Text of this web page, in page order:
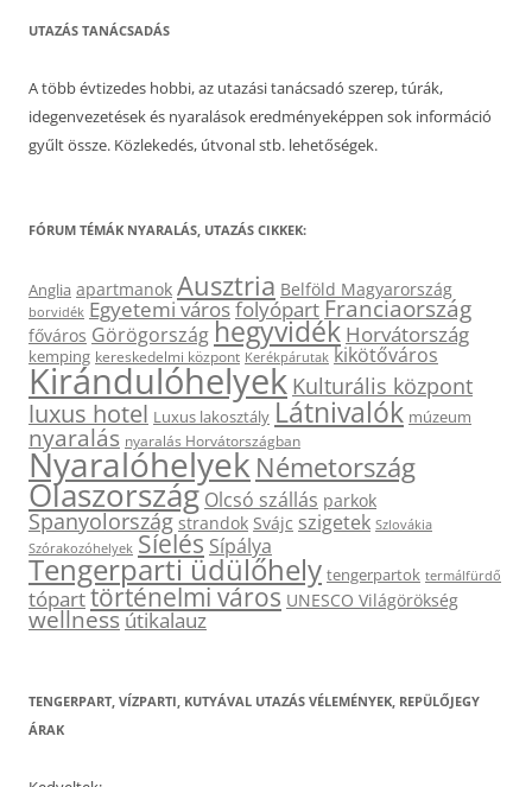
UTAZÁS TANÁCSADÁS
A több évtizedes hobbi, az utazási tanácsadó szerep, túrák,
idegenvezetések és nyaralások eredményeképpen sok információ
gyűlt össze. Közlekedés, útvonal stb. lehetőségek.
FÓRUM TÉMÁK NYARALÁS, UTAZÁS CIKKEK:
Anglia apartmanok Ausztria Belföld Magyarország
borvidék Egyetemi városfolyópartFranciaország
főváros Görögországhegyvidék Horvátország
kemping kereskedelmi központ Kerékpárutak kikötőváros
Kirándulóhelyek Kulturális központ
luxus hotel Luxus lakosztály Látnivalók múzeum
nyaralás nyaralás Horvátországban
Nyaralóhelyek Németország
Olaszország Olcsó szállás parkok
Spanyolország strandok Svájc szigetek Szlovákia
Szórakozóhelyek Síelés Sípálya
Tengerparti üdülőhely tengerpartok termálfürdő
tóparttörténelmi város UNESCO Világörökség
wellnessútikalauz
TENGERPART, VÍZPARTI, KUTYÁVAL UTAZÁS VÉLEMÉNYEK, REPÜLŐJEGY
ÁRAK